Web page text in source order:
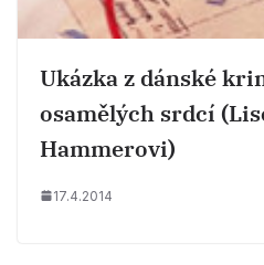
Ukázka z dánské
osamělých srdcí
Hammerovi)
17.4.2014